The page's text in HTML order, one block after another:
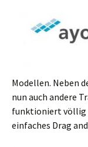
Modellen. Neben
nun auch andere
funktioniert völlig
einfaches Drag